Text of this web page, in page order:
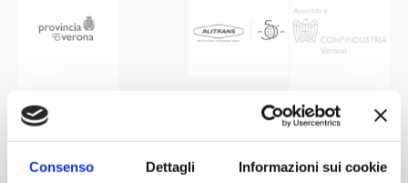
Consenso Dettagli Informazioni sui cookie